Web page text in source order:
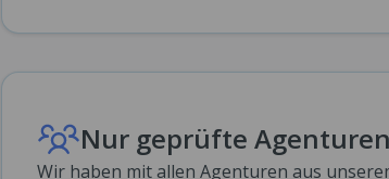
Nur geprüfte Agenturen
Wir haben mit allen Agenturen aus